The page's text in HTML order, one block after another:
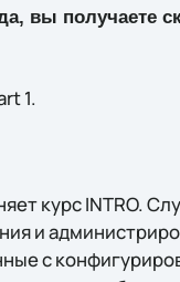
вы получаете
1.
курс INTRO.
и
с